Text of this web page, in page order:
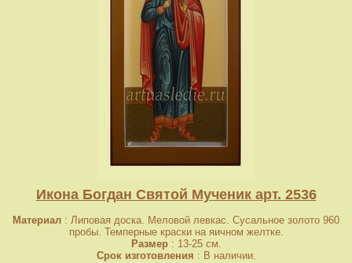
Икона Богдан Святой Мученик арт. 2536
Материал : Липовая доска. Меловой левкас. Сусальное золото 960
пробы. Темперные краски на яичном желтке.
Размер: 13-25 см.
Срок изготовления : В наличии.